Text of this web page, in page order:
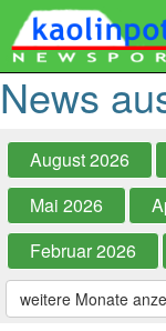
News
August 2026
Mai 2026
Februar 2026
weitere Monate